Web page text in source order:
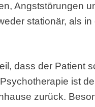
Angststörungen
stationär, als
dass der Patient
ist
zurück.